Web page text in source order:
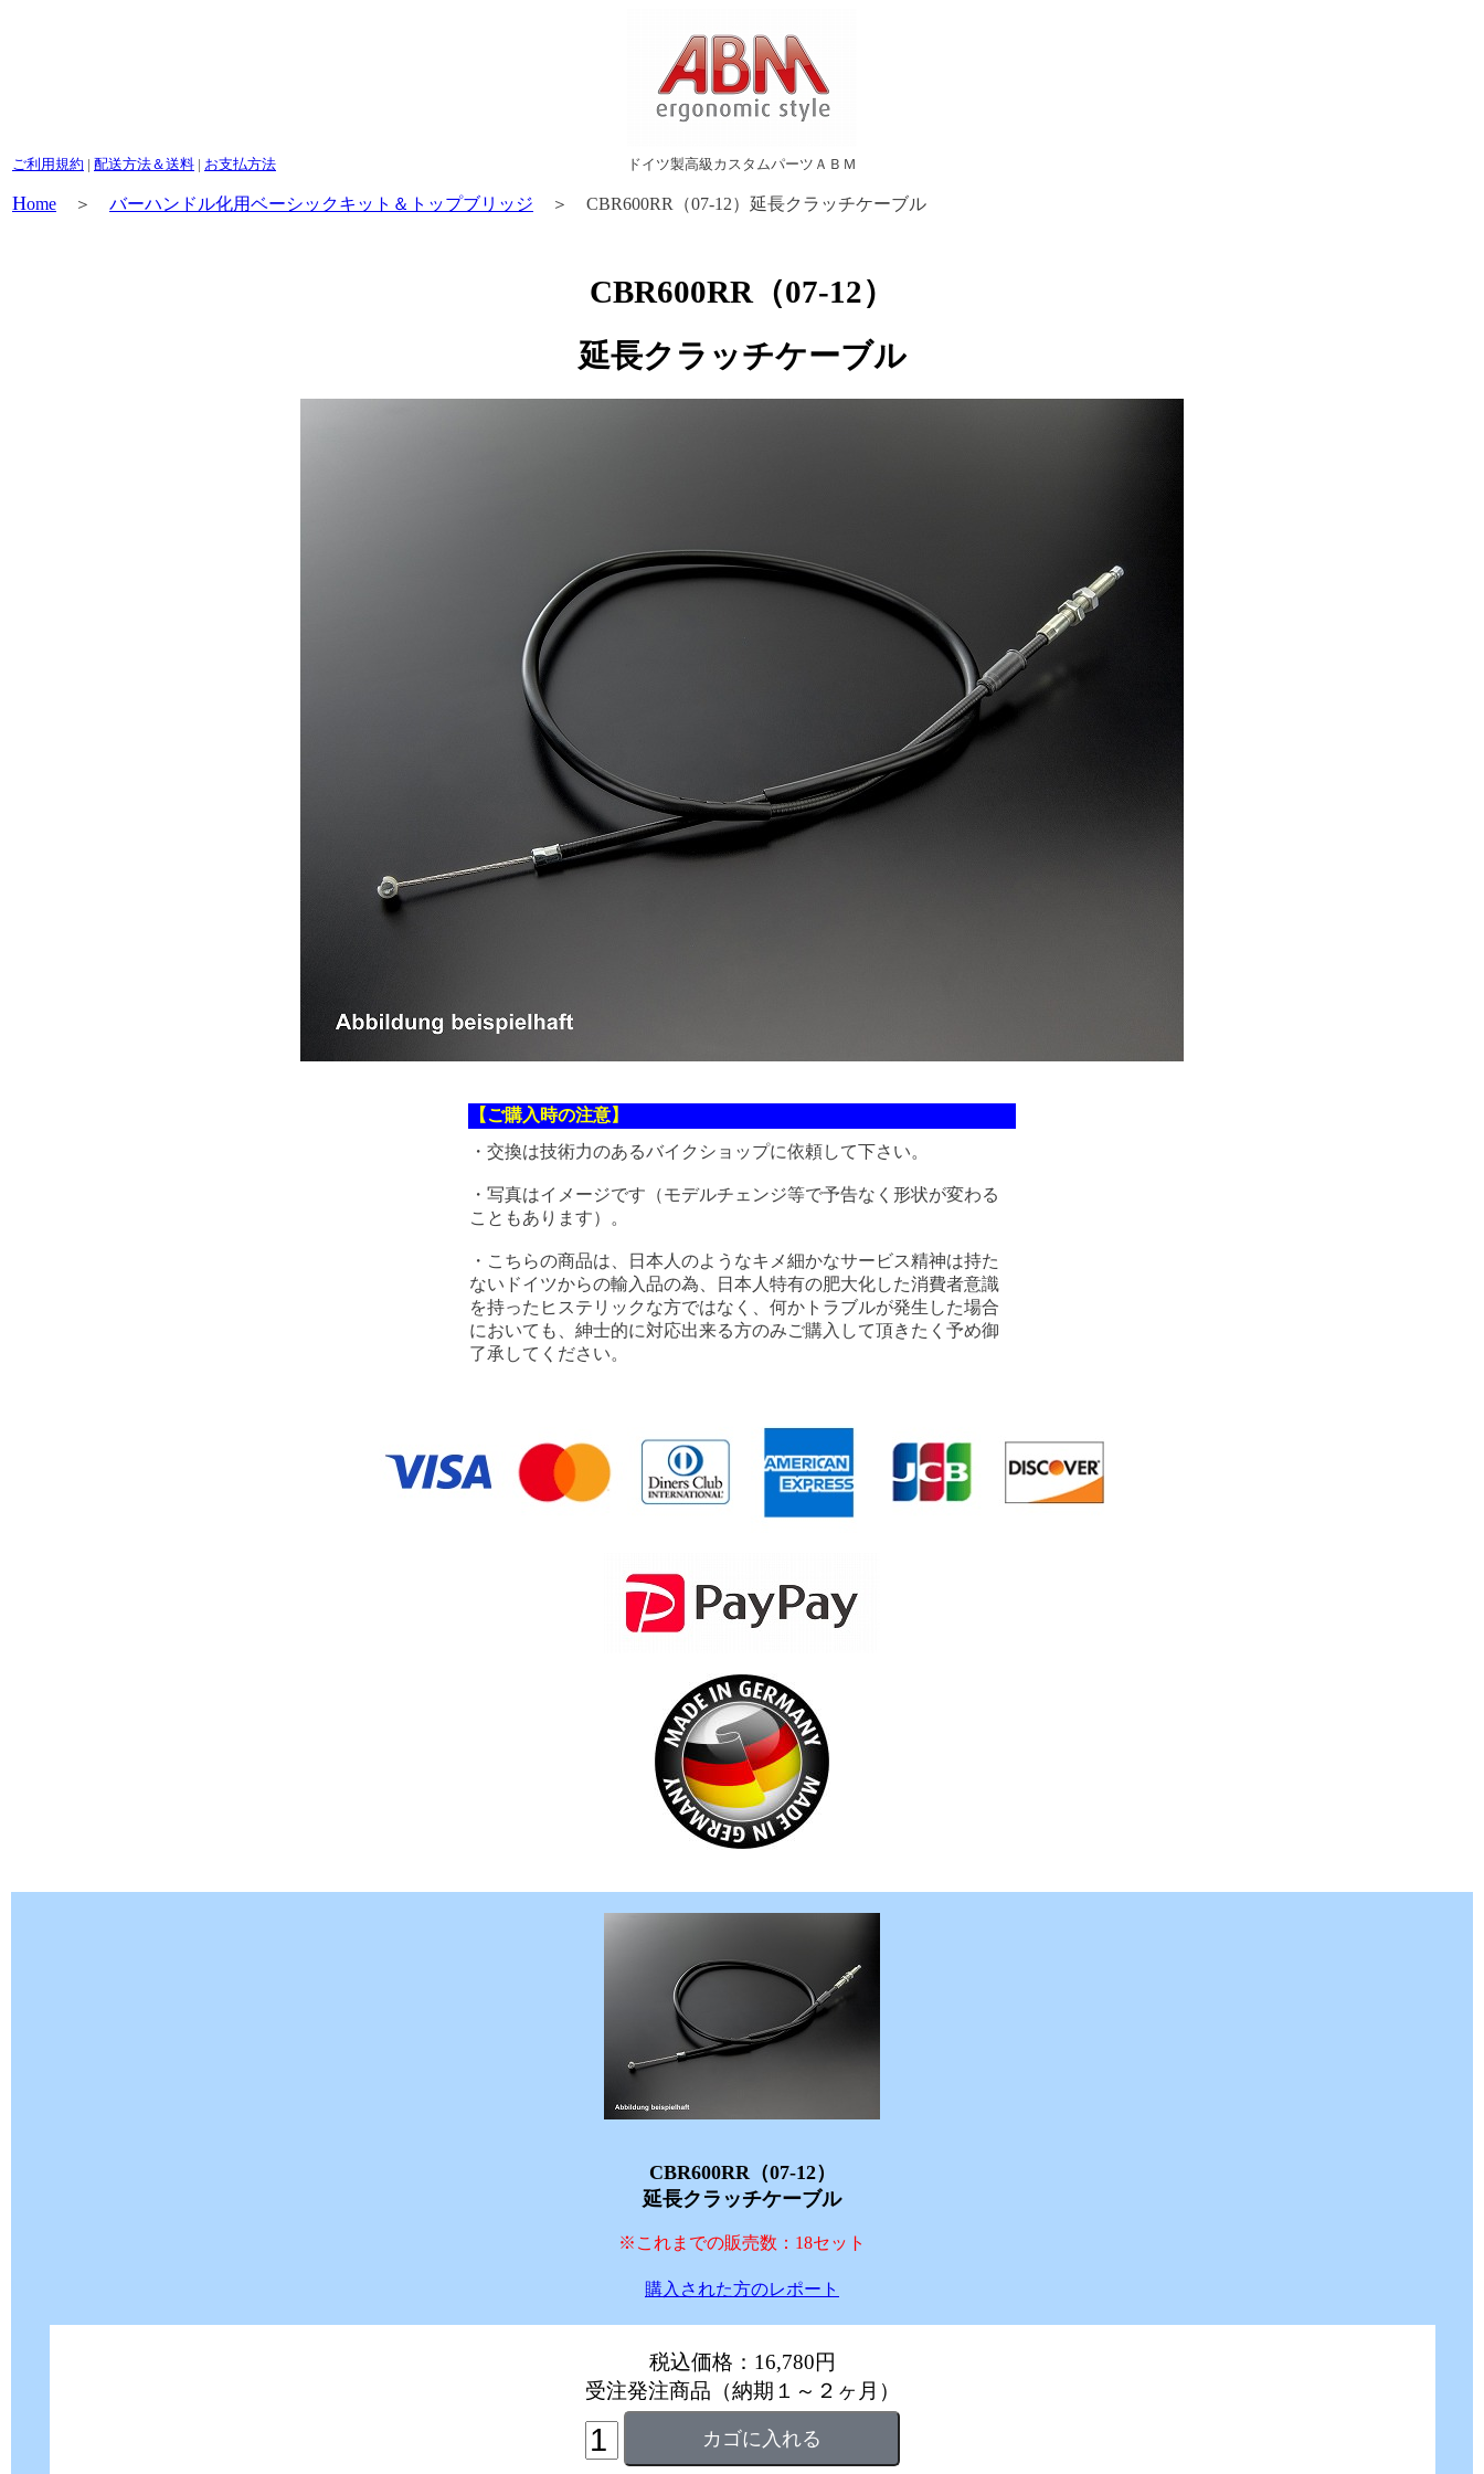
ご利用規約 | 配送方法＆送料 | お支払方法 ドイツ製高級カスタムパーツＡＢＭ
Home ＞ バーハンドル化用ベーシックキット＆トップブリッジ ＞ CBR600RR（07-12）延長クラッチケーブル
CBR600RR（07-12）
延長クラッチケーブル
【ご購入時の注意】
・交換は技術力のあるバイクショップに依頼して下さい。
・写真はイメージです（モデルチェンジ等で予告なく形状が変わる
こともあります）。
・こちらの商品は、日本人のようなキメ細かなサービス精神は持た
ないドイツからの輸入品の為、日本人特有の肥大化した消費者意識
を持ったヒステリックな方ではなく、何かトラブルが発生した場合
においても、紳士的に対応出来る方のみご購入して頂きたく予め御
了承してください。
CBR600RR（07-12）
延長クラッチケーブル
※これまでの販売数：18セット
購入された方のレポート
税込価格：16,780円
受注発注商品（納期１～２ヶ月）